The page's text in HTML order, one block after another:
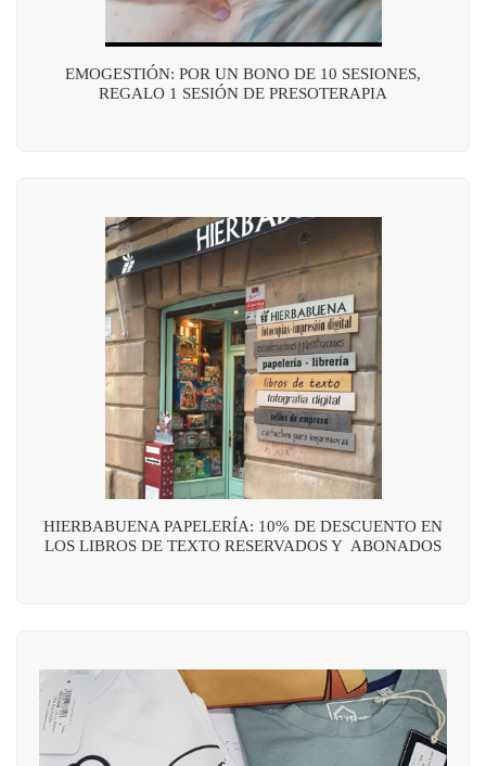
EMOGESTIÓN: POR UN BONO DE 10 SESIONES,
REGALO 1 SESIÓN DE PRESOTERAPIA
HIERBABUENA PAPELERÍA: 10% DE DESCUENTO EN
LOS LIBROS DE TEXTO RESERVADOS Y ABONADOS